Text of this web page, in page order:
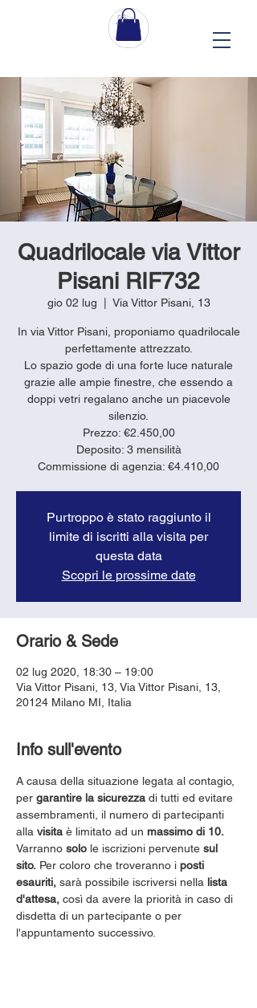
Quadrilocale via Vittor
Pisani RIF732
gio 02 lug Via Vittor Pisani, 13
In via Vittor Pisani, proponiamo quadrilocale
perfettamente attrezzato.
Lo spazio gode di una forte luce naturale
grazie alle ampie finestre, che essendo a
doppi vetri regalano anche un piacevole
silenzio.
Prezzo: €2.450,00
Deposito: 3 mensilità
Purtroppo è stato raggiunto il
limite di iscritti alla visita per
questa data
Scopri le prossime date
Orario & Sede
02 lug 2020, 18:30 – 19:00
Via Vittor Pisani, 13, Via Vittor Pisani, 13,
20124 Milano MI, Italia
Info sull'evento
A causa della situazione legata al contagio,
per garantire la sicurezza di tutti ed evitare
assembramenti, il numero di partecipanti
alla visita è limitato ad un massimo di 10.
Varranno solo le iscrizioni pervenute sul
sito. Per coloro che troveranno i posti
esauriti, sarà possibile iscriversi nella lista
d'attesa, così da avere la priorità in caso di
disdetta di un partecipante o per
l'appuntamento successivo.